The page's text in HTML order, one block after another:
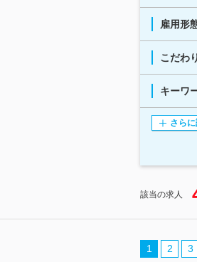
雇用形
こだわり
キーワ
さら
該当の求人
1 2 3